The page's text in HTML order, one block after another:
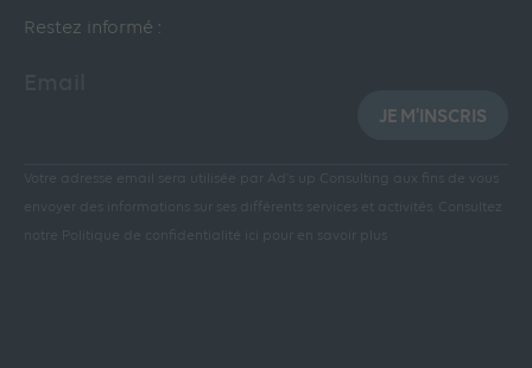
Restez informé :
JE M'INSCRIS
Votre adresse email sera utilisée par Ad’s up Consulting aux fins de vous
envoyer des informations sur ses différents services et activités.
Consultez
notre Politique de confidentialité ici pour en savoir plus